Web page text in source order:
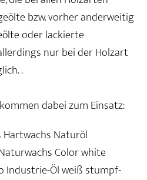
bzw. vorher anderweitig
oder lackierte
nur bei der Holzart
.
dabei zum Einsatz:
Hartwachs Naturöl
Color white
Industrie-Öl weiß stumpf-